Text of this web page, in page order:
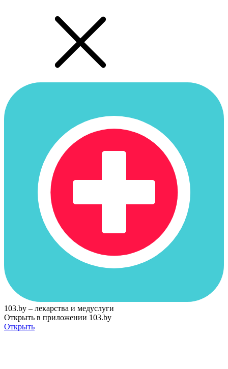
103.by – лекарства и медуслуги
Открыть в приложении 103.by
Открыть